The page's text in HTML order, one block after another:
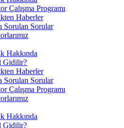
Çalışma Programı
Haberler
Sorulan Sorular
Hakkında
Gidilir?
Haberler
Sorulan Sorular
Çalışma Programı
Hakkında
Gidilir?